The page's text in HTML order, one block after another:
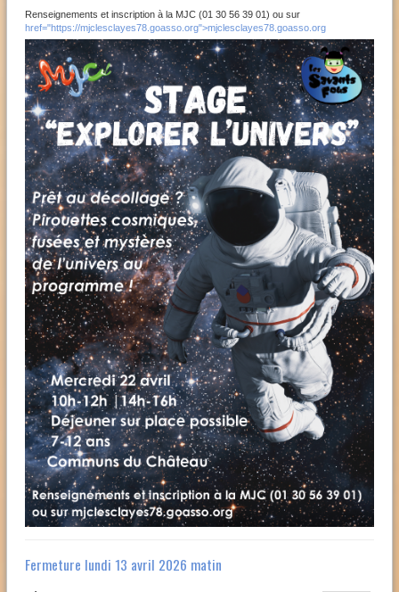
Renseignements et inscription à la MJC (01 30 56 39 01) ou sur
href="https://mjclesclayes78.goasso.org">mjclesclayes78.goasso.org
Fermeture lundi 13 avril 2026 matin